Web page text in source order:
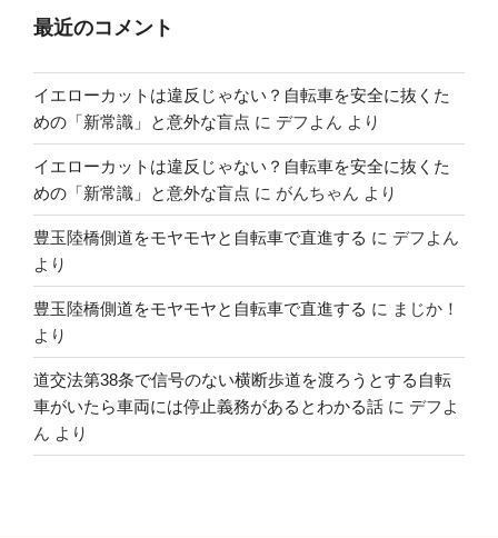
最近のコメント
イエローカットは違反じゃない？自転車を安全に抜くた
めの「新常識」と意外な盲点 に デフよん より
イエローカットは違反じゃない？自転車を安全に抜くた
めの「新常識」と意外な盲点 に がんちゃん より
豊玉陸橋側道をモヤモヤと自転車で直進する に デフよん
より
豊玉陸橋側道をモヤモヤと自転車で直進する に まじか！
より
道交法第38条で信号のない横断歩道を渡ろうとする自転
車がいたら車両には停止義務があるとわかる話 に デフよ
ん より